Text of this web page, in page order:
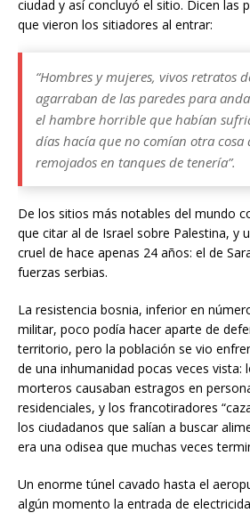
ciudad y así concluyó el sitio. Dicen las
que vieron los sitiadores al entrar:
“Hombres y mujeres, vivos retratos
agarraban de las paredes para
el hambre horrible que habían
días hacía que no comían otra cosa
remojados en tanques de tenería”.
De los sitios más notables del mundo
que citar al de Israel sobre Palestina, y
cruel de hace apenas 24 años: el de
fuerzas serbias.
La resistencia bosnia, inferior en
militar, poco podía hacer aparte de
territorio, pero la población se vio
de una inhumanidad pocas veces vista:
morteros causaban estragos en
residenciales, y los francotiradores
los ciudadanos que salían a buscar
era una odisea que muchas veces
Un enorme túnel cavado hasta el
algún momento la entrada de